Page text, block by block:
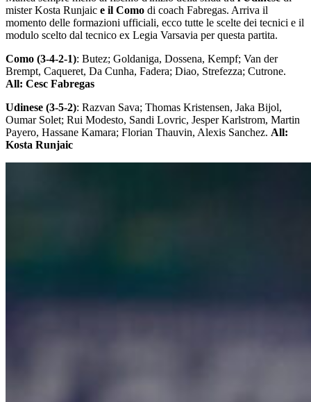
mister Kosta Runjaic e il Como di coach Fabregas. Arriva il
momento delle formazioni ufficiali, ecco tutte le scelte dei tecnici e il
modulo scelto dal tecnico ex Legia Varsavia per questa partita.
Como (3-4-2-1): Butez; Goldaniga, Dossena, Kempf; Van der
Brempt, Caqueret, Da Cunha, Fadera; Diao, Strefezza; Cutrone.
All: Cesc Fabregas
Udinese (3-5-2): Razvan Sava; Thomas Kristensen, Jaka Bijol,
Oumar Solet; Rui Modesto, Sandi Lovric, Jesper Karlstrom, Martin
Payero, Hassane Kamara; Florian Thauvin, Alexis Sanchez. All:
Kosta Runjaic